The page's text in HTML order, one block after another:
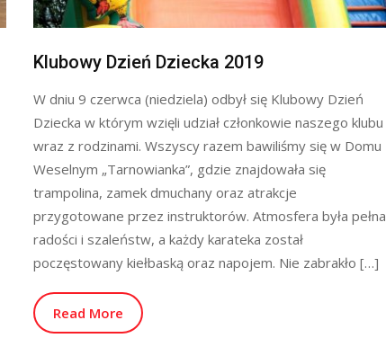
Klubowy Dzień Dziecka 2019
W dniu 9 czerwca (niedziela) odbył się Klubowy Dzień
Dziecka w którym wzięli udział członkowie naszego klubu
wraz z rodzinami. Wszyscy razem bawiliśmy się w Domu
Weselnym „Tarnowianka”, gdzie znajdowała się
trampolina, zamek dmuchany oraz atrakcje
przygotowane przez instruktorów. Atmosfera była pełna
radości i szaleństw, a każdy karateka został
poczęstowany kiełbaską oraz napojem. Nie zabrakło […]
Read More